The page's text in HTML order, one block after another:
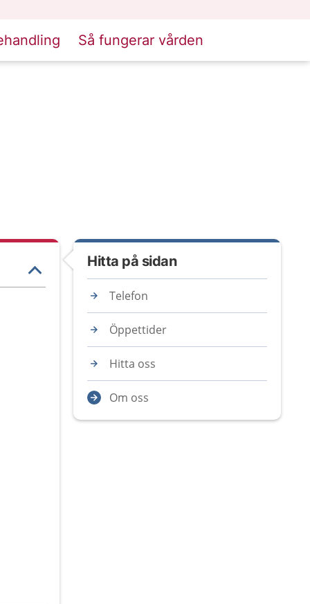
Så fungerar vården
Hitta på sidan
Telefon
Öppettider
Hitta oss
Om oss